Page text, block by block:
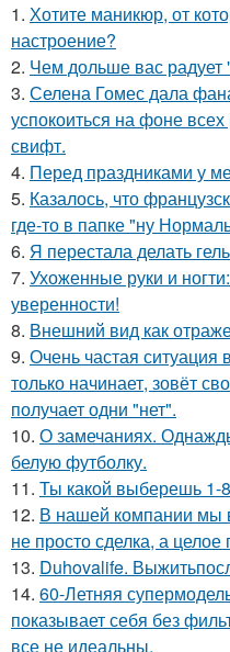
1. Хотите маникюр, от
настроение?
2. Чем дольше вас радует
3. Селена Гомес дала
успокоиться на фоне
свифт.
4. Перед праздниками у
5. Казалось, что
где-то в папке "ну
6. Я перестала делать
7. Ухоженные руки и
уверенности!
8. Внешний вид как
9. Очень частая ситуация
только начинает, зовёт
получает одни "нет".
10. О замечаниях.
белую футболку.
11. Ты какой выберешь 1-
12. В нашей компании мы
не просто сделка, а
13. Duhovalife.
14. 60-Летняя
показывает себя без
все не идеальны.